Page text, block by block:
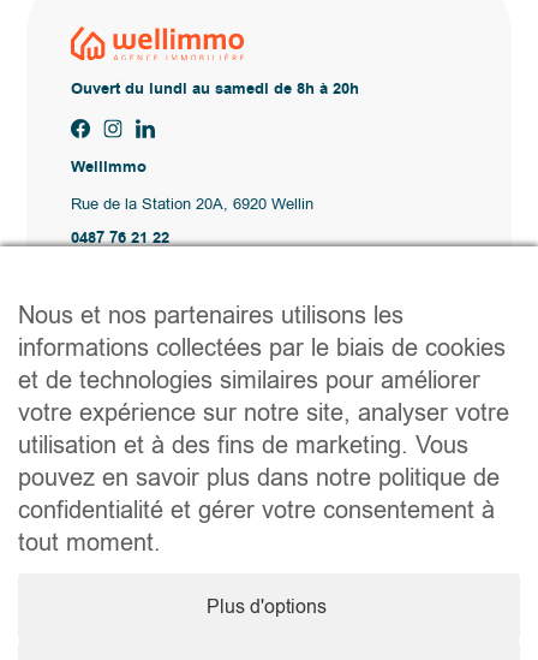
Ouvert du lundi au samedi de 8h à 20h
Wellimmo
Rue de la Station 20A, 6920 Wellin
0487 76 21 22
Acheter
Louer
Vendre
Contact
Liens utiles
Conseils pratiques pour vendre ou louer
Préparer un déménagement
Documents utiles
Notaire.be
Nous et nos partenaires utilisons les
informations collectées par le biais de cookies
et de technologies similaires pour améliorer
votre expérience sur notre site, analyser votre
utilisation et à des fins de marketing. Vous
pouvez en savoir plus dans notre politique de
confidentialité et gérer votre consentement à
tout moment.
Plus d'options